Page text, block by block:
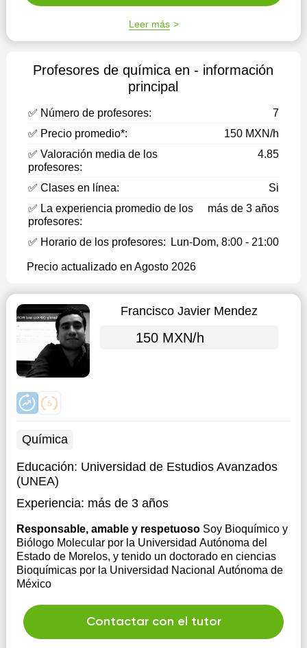
Leer más
Profesores de química en - información
principal
✅ Número de profesores:
7
✅ Precio promedio*:
150 MXN/h
✅ Valoración media de los
profesores:
4.85
✅ Clases en línea:
Si
✅ La experiencia promedio de los
profesores:
más de 3 años
✅ Horario de los profesores: Lun-Dom, 8:00 - 21:00
Precio actualizado en Agosto 2026
Francisco Javier Mendez
150 MXN/h
Química
Educación: Universidad de Estudios Avanzados
(UNEA)
Experiencia: más de 3 años
Responsable, amable y respetuoso Soy Bioquímico y
Biólogo Molecular por la Universidad Autónoma del
Estado de Morelos, y tenido un doctorado en ciencias
Bioquímicas por la Universidad Nacional Autónoma de
México
Contactar con el tutor